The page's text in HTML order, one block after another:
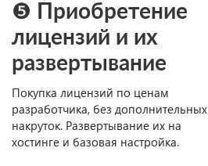
❺ Приобретение
лицензий и их
развертывание
Покупка лицензий по ценам
разработчика, без дополнительных
накруток. Развертывание их на
хостинге и базовая настройка.